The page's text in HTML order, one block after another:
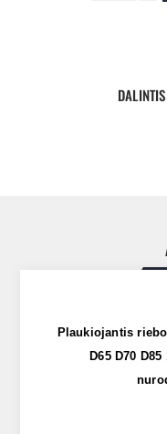
Plaukiojantis
D65 D70